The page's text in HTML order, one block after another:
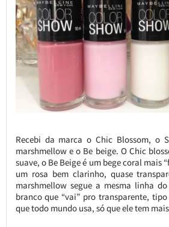
Recebi da marca o Chic Blossom, o
marshmellow e o Be beige. O Chic
suave, o Be Beige é um bege coral mais
um rosa bem clarinho, quase
marshmellow segue a mesma linha
branco que “vai” pro transparente,
que todo mundo usa, só que ele tem